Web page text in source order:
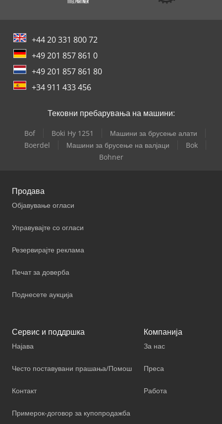
+44 20 331 800 72
+49 201 857 861 0
+49 201 857 861 80
+34 911 433 456
Тековни пребарувања на машини:
Bof Boki Hy 1251
Машини за брусење алати
Boerdel
Машини за брусење на валјаци
Bok
Bohner
Продава
Објавување огласи
Управувајте со огласи
Резервирајте реклама
Печат за доверба
Поднесете аукција
Сервис и поддршка
Најава
Често поставувани прашања/Помош
Контакт
Примерок-договор за купопродажба
Компанија
За нас
Преса
Работа